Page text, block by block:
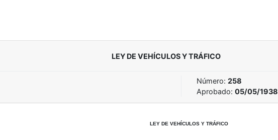
LEY DE VEHÍCULOS Y TRÁFICO
Número: 258
Aprobado: 05/05/1938
LEY DE VEHÍCULOS Y TRÁFICO